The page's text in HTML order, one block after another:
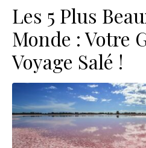
Les 5 Plus
Monde : Votre
Voyage Salé !